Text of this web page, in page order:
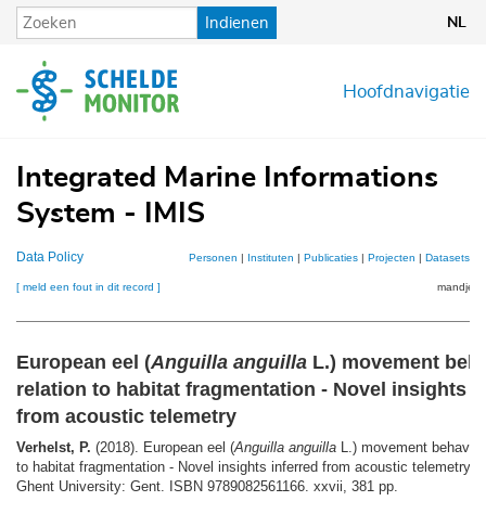
Overslaan
en
de
inhoud
Indienen NL
Hoofdnavigatie
Integrated Marine Informations
System - IMIS
Data Policy Personen | Instituten | Publicaties | Projecten | Datasets
[ meld een fout in dit record ] mandje
European eel (Anguilla anguilla L.) movement
relation to habitat fragmentation - Novel insights
from acoustic telemetry
Verhelst, P. (2018). European eel (Anguilla anguilla L.) movement
to habitat fragmentation - Novel insights inferred from acoustic telemetry.
Ghent University: Gent. ISBN 9789082561166. xxvii, 381 pp.